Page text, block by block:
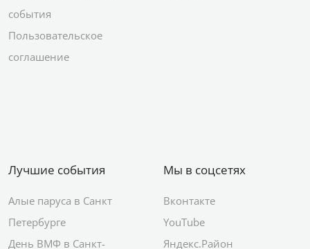
события
Пользовательское
соглашение
Лучшие события
Алые паруса в Санкт
Петербурге
День ВМФ в Санкт-
Мы в соцсетях
Вконтакте
YouTube
Яндекс.Район